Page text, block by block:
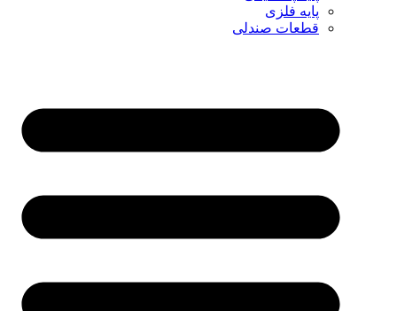
پایه فلزی
قطعات صندلی